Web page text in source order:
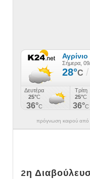
πρόγνωση καιρού από
2η